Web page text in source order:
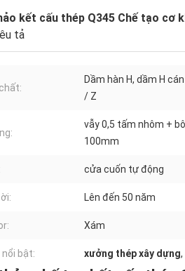
kết cấu thép Q345 Chế tạo cơ
tả
Dầm hàn H, dầm H
/ Z
vẫy 0,5 tấm nhôm +
100mm
cửa cuốn tự động
Lên đến 50 năm
Xám
nổi bật: xưởng thép xây dựng,